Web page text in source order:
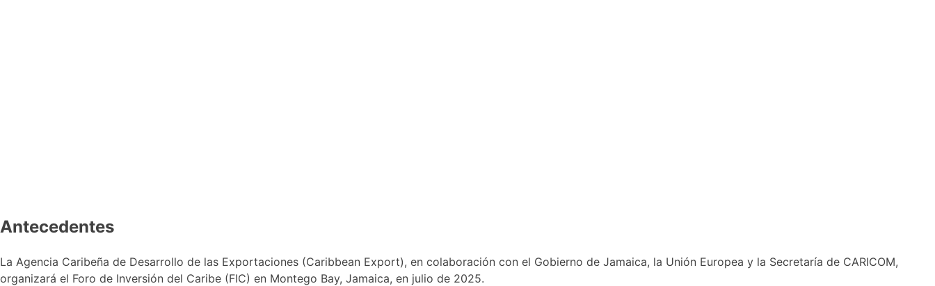
Antecedentes
La Agencia Caribeña de Desarrollo de las Exportaciones (Caribbean Export), en colaboración con el Gobierno de Jamaica, la Unión Europea y la Secretaría de CARICOM,
organizará el Foro de Inversión del Caribe (FIC) en Montego Bay, Jamaica, en julio de 2025.